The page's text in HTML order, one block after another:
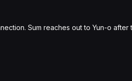
Sum reaches out to Yun-o